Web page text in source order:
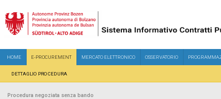
HOME E-PROCUREMENT MERCATO ELETTRONICO OSSERVATORIO
DETTAGLIO PROCEDURA
Procedura negoziata senza bando